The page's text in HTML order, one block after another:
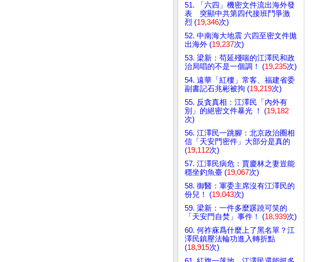
51. 「六四」機密文件流出海外發
表 突顯中共第四代接班鬥爭激
烈 (19,346次)
52. 中南海大地震 六四至密文件拋
出海外 (19,237次)
53. 梁新：苟延殘喘的江澤民和政
治局唱的不是一個調！ (19,235次)
54. 遠華「紅樓」常客、福建省委
副書記石兆彬被拘 (19,219次)
55. 反貪真相：江澤民「內外有
別」的絕密文件暴光 ！ (19,182
次)
56. 江澤民一跳腳：北京政治圈相
信「天安門密件」大部分是真的
(19,112次)
57. 江澤民病危：賈慶林之妻豈能
穩坐釣魚臺 (19,067次)
58. 御醫：軍委主席沒有江澤民的
份兒！ (19,043次)
59. 梁新：一件多麼蹊蹺可笑的
「天安門自焚」事件！ (18,939次)
60. 何祚庥爲什麼上了黑名單？江
澤民鎮壓法輪功進入轉折點
(18,915次)